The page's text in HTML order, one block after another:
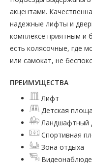
акцентами.
надежные лифты и
комплексе приятным и
есть колясочные, где
или самокат, не
ПРЕИМУЩЕСТВА
Лифт
Детская
Ландшафтный
Спортивная
Зона отдыха